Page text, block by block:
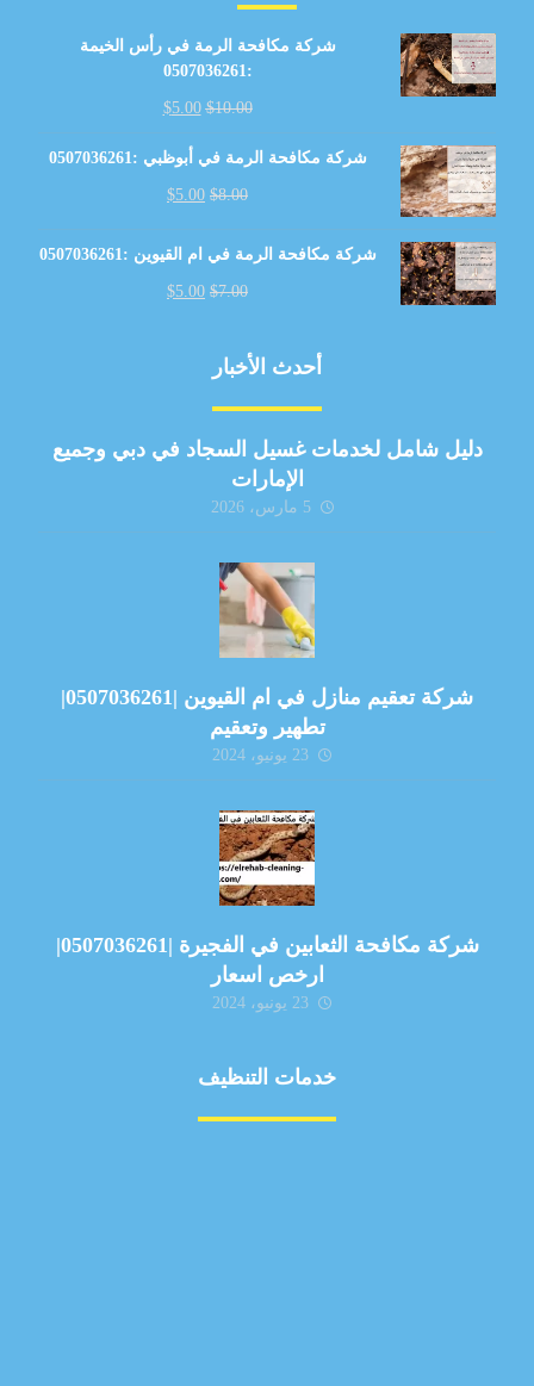
شركة مكافحة الرمة في رأس الخيمة
:0507036261
$10.00
$5.00
شركة مكافحة الرمة في أبوظبي :0507036261
$8.00
$5.00
شركة مكافحة الرمة في ام القيوين :0507036261
$7.00
$5.00
أحدث الأخبار
دليل شامل لخدمات غسيل السجاد في دبي وجميع
الإمارات
5 مارس، 2026
شركة تعقيم منازل في ام القيوين |0507036261|
تطهير وتعقيم
23 يونيو، 2024
شركة مكافحة الثعابين في الفجيرة |0507036261|
ارخص اسعار
23 يونيو، 2024
خدمات التنظيف